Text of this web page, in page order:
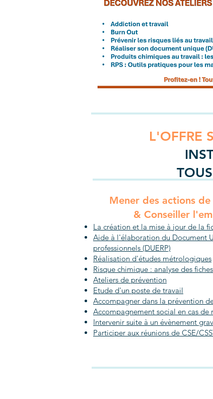
L'OFFRE
Mener des actions
& Conseiller
La création et la mise à jour de la
Aide à l'élaboration du Document
professionnels (DUERP)
Réalisation d'études métrologiques
Risque chimique : analyse des
Ateliers de prévention
Etude d'un poste de travail
Accompagner dans la prévention
Accompagnement social en cas
Intervenir suite à un évènement
Participer aux réunions de CSE/